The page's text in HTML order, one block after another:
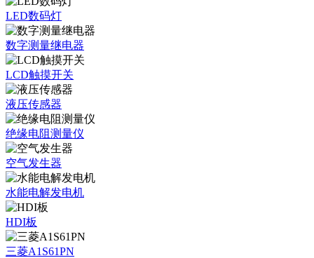
LED数码灯
数字测量继电器
LCD触摸开关
液压传感器
绝缘电阻测量仪
空气发生器
水能电解发电机
HDI板
三菱A1S61PN